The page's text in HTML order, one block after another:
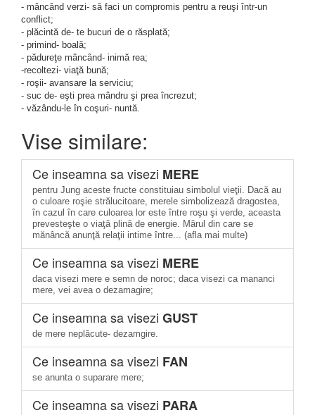
- mâncând verzi- să faci un compromis pentru a reuşi într-un
conflict;
- plăcintă de- te bucuri de o răsplată;
- primind- boală;
- pădureţe mâncând- inimă rea;
-recoltezi- viaţă bună;
- roşii- avansare la serviciu;
- suc de- eşti prea mândru şi prea încrezut;
- văzându-le în coşuri- nuntă.
Vise similare:
Ce inseamna sa visezi MERE
pentru Jung aceste fructe constituiau simbolul vieţii. Dacă au
o culoare roşie strălucitoare, merele simbolizează dragostea,
în cazul în care culoarea lor este între roşu şi verde, aceasta
prevesteşte o viaţă plină de energie. Mărul din care se
mănâncă anunţă relaţii intime între... (afla mai multe)
Ce inseamna sa visezi MERE
daca visezi mere e semn de noroc; daca visezi ca mananci
mere, vei avea o dezamagire;
Ce inseamna sa visezi GUST
de mere neplăcute- dezamgire.
Ce inseamna sa visezi FAN
se anunta o suparare mere;
Ce inseamna sa visezi PARA